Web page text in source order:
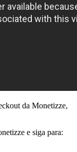
da Monetizze,
e siga para: